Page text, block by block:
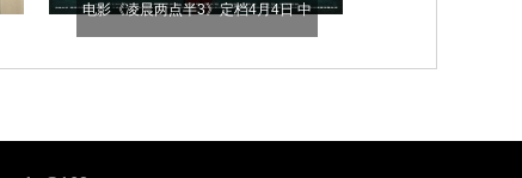
电影《凌晨两点半3》定档4月4日 中
泰恐怖IP“凌晨系列”再掀惊悚风暴——
胆小鬼勿入！这部真的会吓到你！